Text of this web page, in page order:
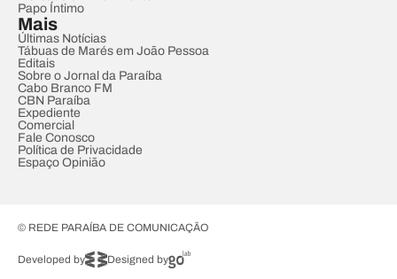
Papo Íntimo
Mais
Últimas Notícias
Tábuas de Marés em João Pessoa
Editais
Sobre o Jornal da Paraíba
Cabo Branco FM
CBN Paraíba
Expediente
Comercial
Fale Conosco
Política de Privacidade
Espaço Opinião
© REDE PARAÍBA DE COMUNICAÇÃO
Developed by Designed by